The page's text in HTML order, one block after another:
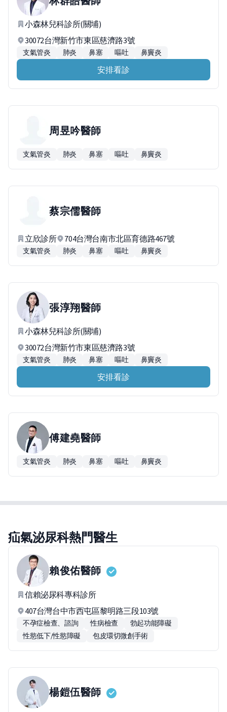
小森林兒科診所(關埔)
30072台灣新竹市東區慈濟路3號
支氣管炎 肺炎 鼻塞 嘔吐 鼻竇炎
安排看診
周昱吟醫師
支氣管炎 肺炎 鼻塞 嘔吐 鼻竇炎
蔡宗儒醫師
立欣診所 704台灣台南市北區育德路467號
支氣管炎 肺炎 鼻塞 嘔吐 鼻竇炎
張淳翔醫師
小森林兒科診所(關埔)
30072台灣新竹市東區慈濟路3號
支氣管炎 肺炎 鼻塞 嘔吐 鼻竇炎
安排看診
傅建堯醫師
支氣管炎 肺炎 鼻塞 嘔吐 鼻竇炎
疝氣泌尿科熱門醫生
賴俊佑醫師
信賴泌尿科專科診所
407台灣台中市西屯區黎明路三段103號
不孕症檢查、諮詢 性病檢查
勃起功能障礙
性慾低下/性慾障礙
包皮環切微創手術
楊鎧伍醫師